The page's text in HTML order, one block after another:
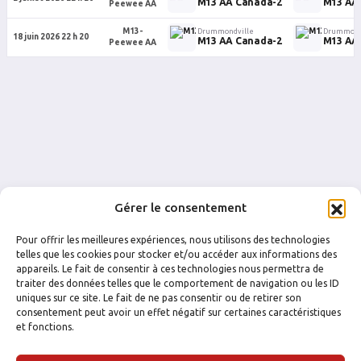
Gérer le consentement
Pour offrir les meilleures expériences, nous utilisons des technologies
telles que les cookies pour stocker et/ou accéder aux informations des
appareils. Le fait de consentir à ces technologies nous permettra de
traiter des données telles que le comportement de navigation ou les ID
uniques sur ce site. Le fait de ne pas consentir ou de retirer son
consentement peut avoir un effet négatif sur certaines caractéristiques
et fonctions.
Peewee AA
18 juin 2026 22 h 20
M13-
Peewee AA
Drummondville
M13 AA Canada-2 M13
FACEBOOK INSTAGRAM